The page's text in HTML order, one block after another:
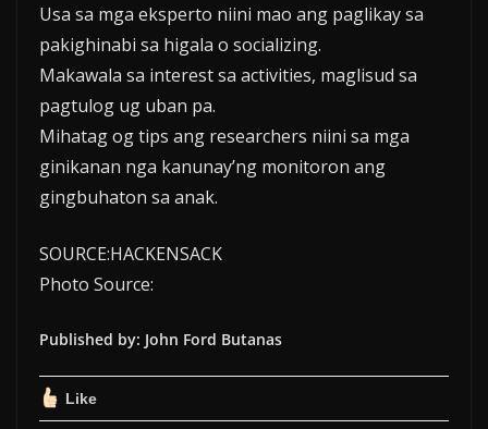
Usa sa mga eksperto niini mao ang paglikay sa
pakighinabi sa higala o socializing.
Makawala sa interest sa activities, maglisud sa
pagtulog ug uban pa.
Mihatag og tips ang researchers niini sa mga
ginikanan nga kanunay’ng monitoron ang
gingbuhaton sa anak.
SOURCE:HACKENSACK
Photo Source:
Published by: John Ford Butanas
Like